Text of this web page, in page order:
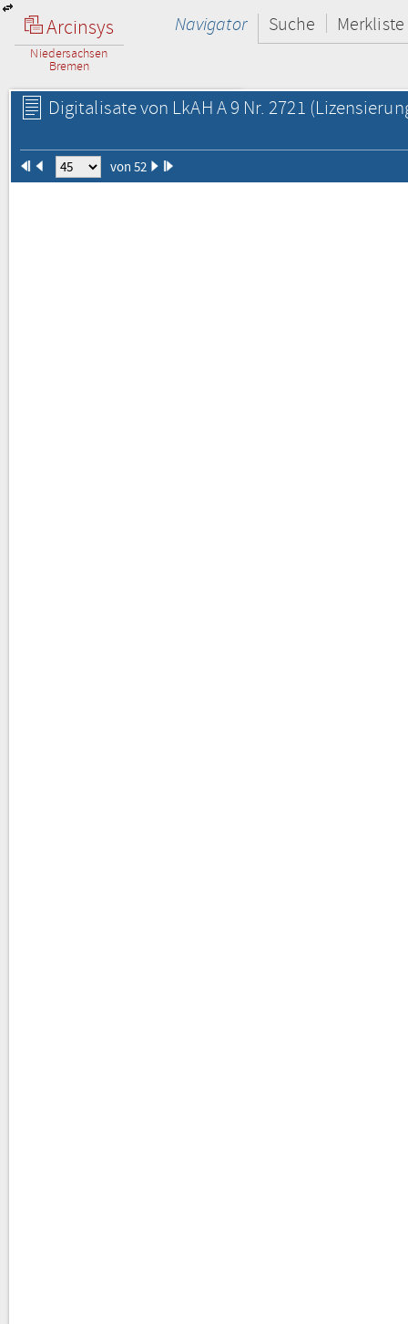
Arcinsys
Niedersachsen
Bremen
Navigator Suche Merkliste
Digitalisate von LkAH A 9 Nr. 2721
von 52